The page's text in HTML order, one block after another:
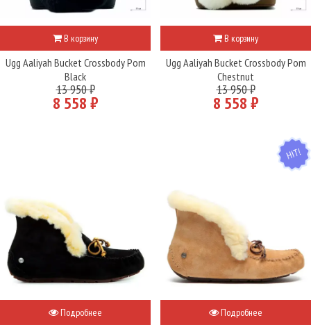
В корзину
Ugg Aaliyah Bucket Crossbody Pom
Black
13 950 ₽
8 558 ₽
В корзину
Ugg Aaliyah Bucket Crossbody Pom
Chestnut
13 950 ₽
8 558 ₽
Подробнее
HIT
Подробнее